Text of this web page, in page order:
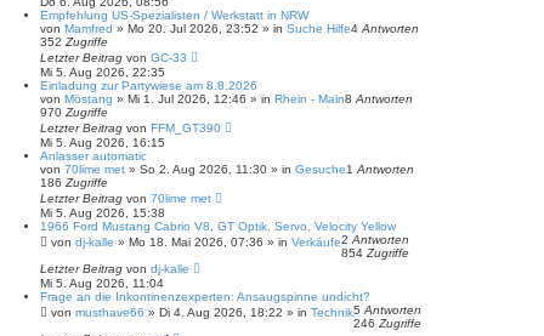
Empfehlung US-Spezialisten / Werkstatt in NRW
von Mamfred » Mo 20. Jul 2026, 23:52 » in Suche Hilfe4 Antworten
352 Zugriffe
Letzter Beitrag von GC-33
Mi 5. Aug 2026, 22:35
Einladung zur Partywiese am 8.8.2026
von Möstang » Mi 1. Jul 2026, 12:46 » in Rhein - Main8 Antworten
970 Zugriffe
Letzter Beitrag von FFM_GT390
Mi 5. Aug 2026, 16:15
Anlasser automatic
von 70lime met » So 2. Aug 2026, 11:30 » in Gesuche1 Antworten
186 Zugriffe
Letzter Beitrag von 70lime met
Mi 5. Aug 2026, 15:38
1966 Ford Mustang Cabrio V8, GT Optik, Servo, Velocity Yellow
von dj-kalle » Mo 18. Mai 2026, 07:36 » in Verkäufe2 Antworten
854 Zugriffe
Letzter Beitrag von dj-kalle
Mi 5. Aug 2026, 11:04
Frage an die Inkontinenzexperten: Ansaugspinne undicht?
von musthave66 » Di 4. Aug 2026, 18:22 » in Technik5 Antworten
246 Zugriffe